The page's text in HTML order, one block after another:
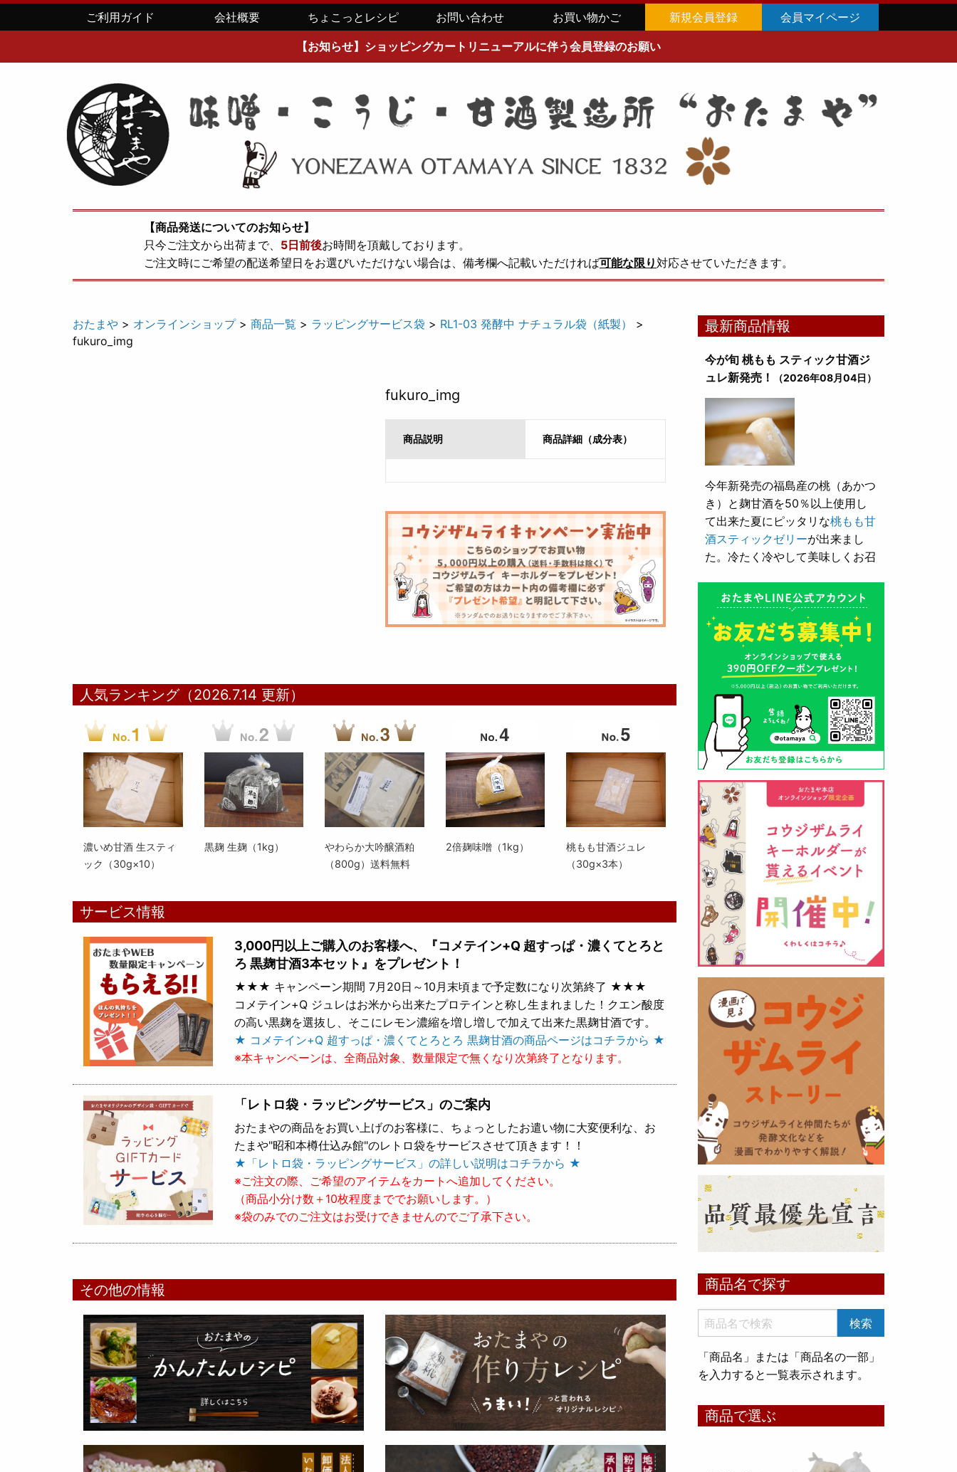
ご利用ガイド 会社概要 ちょこっとレシピ お問い合わせ お買い物かご 新規会員登録 会員マイページ
【お知らせ】ショッピングカートリニューアルに伴う会員登録のお願い
【商品発送についてのお知らせ】
只今ご注文から出荷まで、 5日前後お時間を頂戴しております。
ご注文時にご希望の配送希望日をお選びいただけない場合は、備考欄へ記載いただければ可能な限り対応させていただきます。
おたまや > オンラインショップ> 商品一覧 > ラッピングサービス袋 > RL1-03 発酵中 ナチュラル袋（紙製）
>
fukuro_img
fukuro_img
商品説明 商品詳細（成分表）
人気ランキング（2026.7.14 更新）
濃いめ甘酒 生スティ
ック（30g×10）
黒麹 生麹（1kg）
やわらか大吟醸酒粕
（800g）送料無料
2倍麹味噌（1kg）
桃もも甘酒ジュレ
（30g×3本）
サービス情報
3,000円以上ご購入のお客様へ、『コメテイン+Q 超すっぱ・濃くてとろと
ろ 黒麹甘酒3本セット』をプレゼント！
★★★ キャンペーン期間 7月20日～10月末頃まで予定数になり次第終了 ★★★
コメテイン+Q ジュレはお米から出来たプロテインと称し生まれました！クエン酸度
の高い黒麹を選抜し、そこにレモン濃縮を増し増しで加えて出来た黒麹甘酒です。
★ コメテイン+Q 超すっぱ・濃くてとろとろ 黒麹甘酒の商品ページはコチラから ★
※本キャンペーンは、全商品対象、数量限定で無くなり次第終了となります。
「レトロ袋・ラッピングサービス」のご案内
おたまやの商品をお買い上げのお客様に、ちょっとしたお遣い物に大変便利な、お
たまや"昭和本樽仕込み館"のレトロ袋をサービスさせて頂きます！！
★「レトロ袋・ラッピングサービス」の詳しい説明はコチラから ★
※ご注文の際、ご希望のアイテムをカートへ追加してください。
（商品小分け数＋10枚程度まででお願いします。）
※袋のみでのご注文はお受けできませんのでご了承下さい。
その他の情報
最新商品情報
今が旬 桃もも スティック甘酒ジ
ュレ新発売！
（2026年08月04日）
今年新発売の福島産の桃（あかつ
き）と麹甘酒を50％以上使用し
て出来た夏にピッタリな桃もも甘
酒スティックゼリーが出来まし
た。冷たく冷やして美味しくお召
とろり漬け込み用酒粕が新発売！
（2026年05月10日）
山形酒蔵の今期新粕を低温でじっ
くりと熟成させて、とろり漬け込
まみをしっかりと引き出して出来
ました。野菜、お魚、お肉等の漬
け込みにどうぞ・・・
クロ黒麹甘酒 スティック新発売
（2026年03月08日）
黒麹の天然クエン酸で運動の為に
最大の機能を発揮出来るよう開発
しました。少しゆるく仕上がりま
したので初回ロット8,000本程度
を訳あり価格で提供します。品質
や栄養価には問題ありませんので
お早めにどうぞ・・・
甘酒 生スティック新発売！
（2025年11月11日）
いめ甘酒 30g』と『オートミー
プをリリース致しました。何処へ
でも持ち運びが出来て、非常に便
利です！
た！（2025年08月12日）
商品名で探す
「商品名」または「商品名の一部」
を入力すると一覧表示されます。
商品で選ぶ